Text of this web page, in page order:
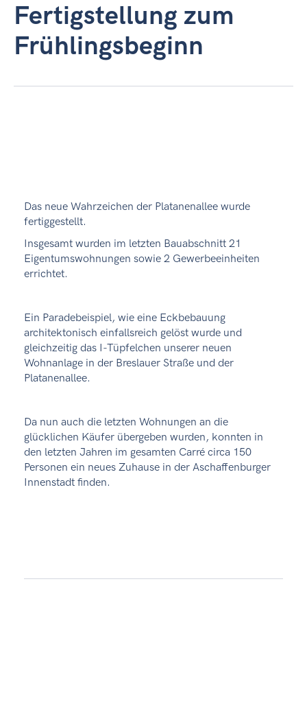
Fertigstellung zum
Frühlingsbeginn
Das neue Wahrzeichen der Platanenallee wurde
fertiggestellt.
Insgesamt wurden im letzten Bauabschnitt 21
Eigentumswohnungen sowie 2 Gewerbeeinheiten
errichtet.
Ein Paradebeispiel, wie eine Eckbebauung
architektonisch einfallsreich gelöst wurde und
gleichzeitig das I-Tüpfelchen unserer neuen
Wohnanlage in der Breslauer Straße und der
Platanenallee.
Da nun auch die letzten Wohnungen an die
glücklichen Käufer übergeben wurden, konnten in
den letzten Jahren im gesamten Carré circa 150
Personen ein neues Zuhause in der Aschaffenburger
Innenstadt finden.